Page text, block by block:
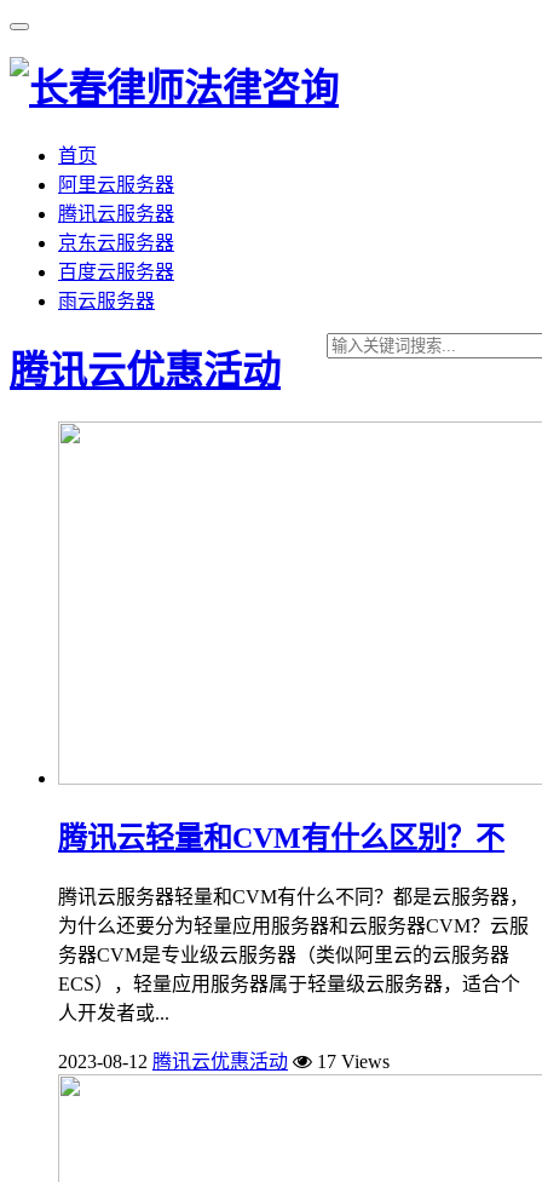
首页
阿里云服务器
腾讯云服务器
京东云服务器
百度云服务器
雨云服务器
腾讯云优惠活动
腾讯云轻量和CVM有什么区别？不
腾讯云服务器轻量和CVM有什么不同？都是云服务器，
为什么还要分为轻量应用服务器和云服务器CVM？云服
务器CVM是专业级云服务器（类似阿里云的云服务器
ECS），轻量应用服务器属于轻量级云服务器，适合个
人开发者或...
2023-08-12 腾讯云优惠活动 17 Views